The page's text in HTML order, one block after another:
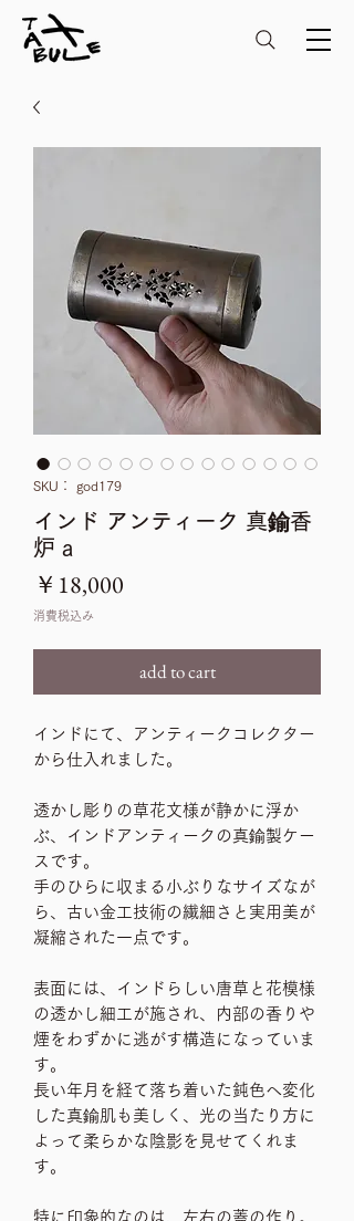
SKU： god179
インド アンティーク 真鍮香
炉 a
￥18,000
消費税込み
add to cart
インドにて、アンティークコレクター
から仕入れました。
透かし彫りの草花文様が静かに浮か
ぶ、インドアンティークの真鍮製ケー
スです。
手のひらに収まる小ぶりなサイズなが
ら、古い金工技術の繊細さと実用美が
凝縮された一点です。
表面には、インドらしい唐草と花模様
の透かし細工が施され、内部の香りや
煙をわずかに逃がす構造になっていま
す。
長い年月を経て落ち着いた鈍色へ変化
した真鍮肌も美しく、光の当たり方に
よって柔らかな陰影を見せてくれま
す。
特に印象的なのは、左右の蓋の作り。